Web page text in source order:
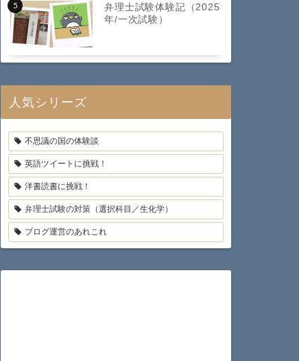
弁理士試験体験記（2025
年/一次試験）
人気シリーズ
弁理士試験の対策（選択科目／生化学）
ブログ運営のあれこれ
英語ツイートに挑戦！
不思議の国の体験談
洋書読書に挑戦！